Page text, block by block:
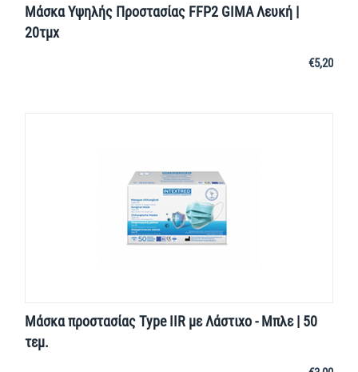
Μάσκα Υψηλής Προστασίας FFP2 GIMA Λευκή |
20τμχ
€5,20
Μάσκα προστασίας Τype IIR με Λάστιχο - Μπλε | 50
τεμ.